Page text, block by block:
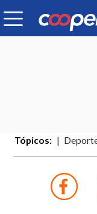
Tópicos: